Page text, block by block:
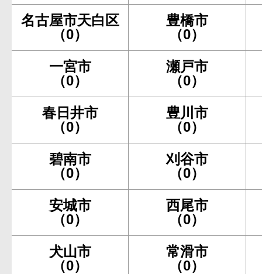
名古屋市天白区
（0）
豊橋市
（0）
一宮市
（0）
瀬戸市
（0）
春日井市
（0）
豊川市
（0）
碧南市
（0）
刈谷市
（0）
安城市
（0）
西尾市
（0）
犬山市
（0）
常滑市
（0）